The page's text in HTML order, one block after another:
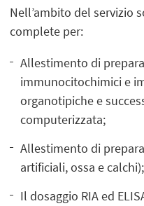
Nell’ambito del servizio
complete per:
Allestimento di
immunocitochimici e
organotipiche e
computerizzata;
Allestimento di
artificiali, ossa e calchi);
Il dosaggio RIA ed